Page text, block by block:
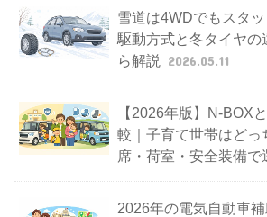
雪道は4WDでもスタ
駆動方式と冬タイヤの
ら解説
2026.05.11
【2026年版】N-BOX
較｜子育て世帯はどっ
席・荷室・安全装備で
2026年の電気自動車